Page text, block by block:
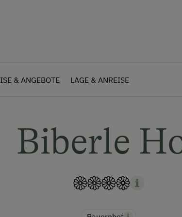
& ANGEBOTE LAGE & ANREISE
Biberle